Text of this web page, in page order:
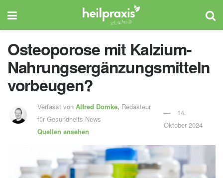
Osteoporose mit Kalzium-
Nahrungsergänzungsmitteln
vorbeugen?
Verfasst vonAlfred Domke, Redakteur
für Gesundheits-News
Quellen ansehen
14.
Oktober 2024